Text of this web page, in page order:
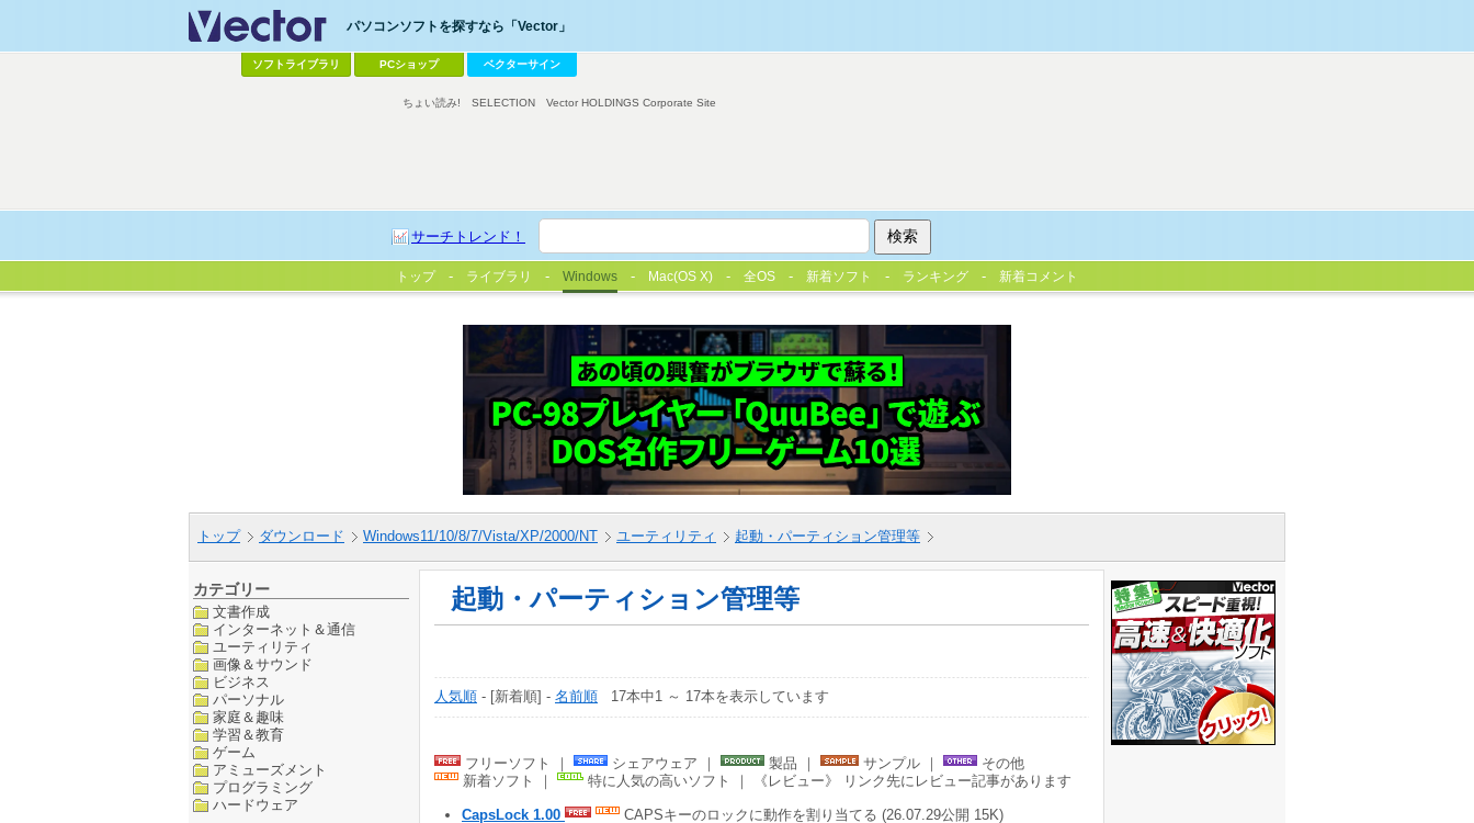
パソコンソフトを探すなら「Vector」
ソフトライブラリ PCショップ ベクターサイン
サーチトレンド！
ちょい読み! SELECTION Vector HOLDINGS Corporate Site
トップ ライブラリ Windows Mac(OS X) 全OS 新着ソフト ランキング 新着コメント
トップ ダウンロード Windows11/10/8/7/Vista/XP/2000/NT ユーティリティ 起動・パーティション管理等
カテゴリー
文書作成
インターネット＆通信
ユーティリティ
画像＆サウンド
ビジネス
パーソナル
家庭＆趣味
学習＆教育
ゲーム
アミューズメント
プログラミング
ハードウェア
起動・パーティション管理等
人気順 - [新着順] - 名前順 17本中1 ～ 17本を表示しています
フリーソフト ｜ シェアウェア ｜ 製品 ｜ サンプル ｜
その他
新着ソフト ｜
特に人気の高いソフト ｜ 《レビュー》 リンク先にレビュー記事があります
CapsLock 1.00 CAPSキーのロックに動作を割り当てる (26.07.29公開 15K)